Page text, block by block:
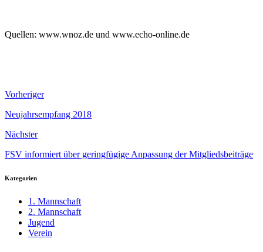
Quellen: www.wnoz.de und www.echo-online.de
Vorheriger
Neujahrsempfang 2018
Nächster
FSV informiert über geringfügige Anpassung der Mitgliedsbeiträge
Kategorien
1. Mannschaft
2. Mannschaft
Jugend
Verein